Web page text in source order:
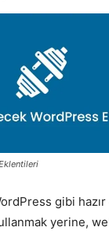
ve
–
gibi
yerine,